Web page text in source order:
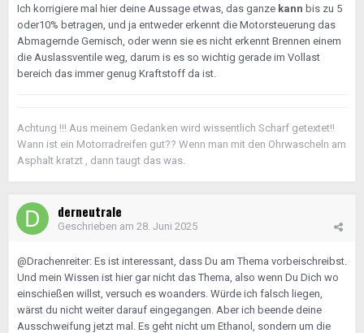
Ich korrigiere mal hier deine Aussage etwas, das ganze kann bis zu 5
oder10% betragen, und ja entweder erkennt die Motorsteuerung das
Abmagernde Gemisch, oder wenn sie es nicht erkennt Brennen einem
die Auslassventile weg, darum is es so wichtig gerade im Vollast
bereich das immer genug Kraftstoff da ist.
Achtung !!! Aus meinem Gedanken wird wissentlich Scharf getextet!!
Wann ist ein Motorradreifen gut?? Wenn man mit den Ohrwascheln am
Asphalt kratzt , dann taugt das was.
derneutrale
Geschrieben am 28. Juni 2025
@Drachenreiter: Es ist interessant, dass Du am Thema vorbeischreibst.
Und mein Wissen ist hier gar nicht das Thema, also wenn Du Dich wo
einschießen willst, versuch es woanders. Würde ich falsch liegen,
wärst du nicht weiter darauf eingegangen. Aber ich beende deine
Ausschweifung jetzt mal. Es geht nicht um Ethanol, sondern um die